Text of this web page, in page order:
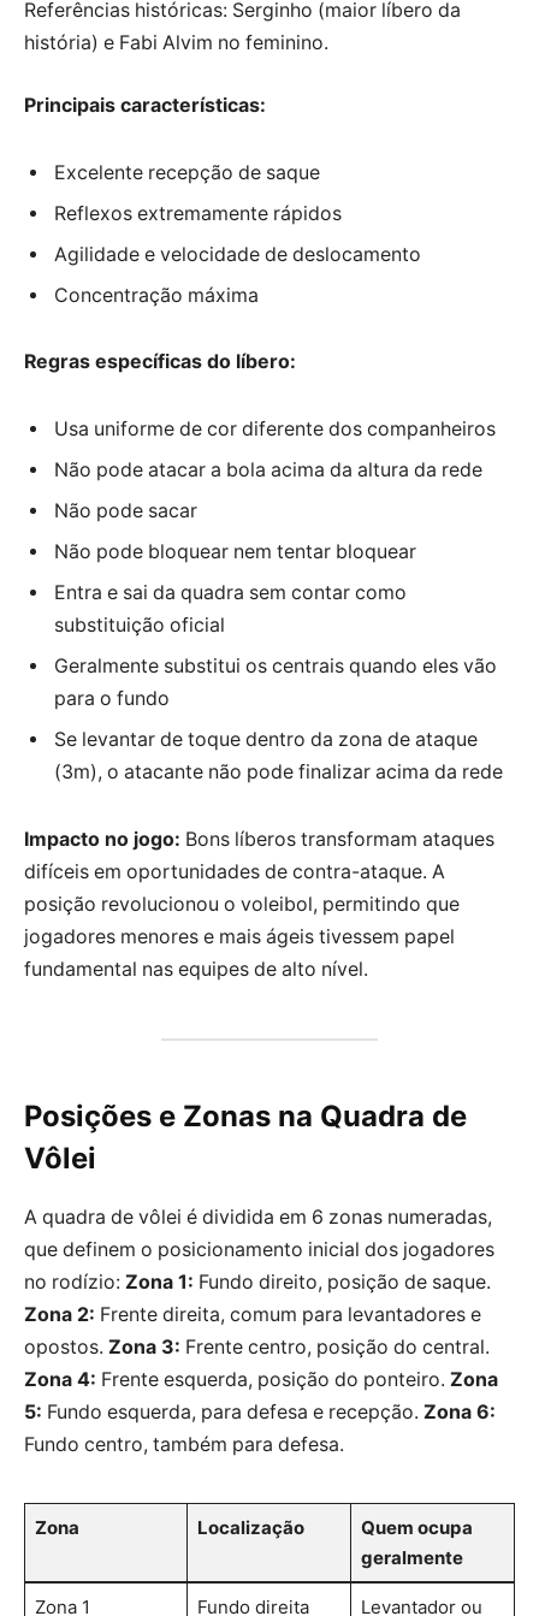
Referências históricas: Serginho (maior líbero da
história) e Fabi Alvim no feminino.
Principais características:
Excelente recepção de saque
Reflexos extremamente rápidos
Agilidade e velocidade de deslocamento
Concentração máxima
Regras específicas do líbero:
Usa uniforme de cor diferente dos companheiros
Não pode atacar a bola acima da altura da rede
Não pode sacar
Não pode bloquear nem tentar bloquear
Entra e sai da quadra sem contar como
substituição oficial
Geralmente substitui os centrais quando eles vão
para o fundo
Se levantar de toque dentro da zona de ataque
(3m), o atacante não pode finalizar acima da rede
Impacto no jogo: Bons líberos transformam ataques
difíceis em oportunidades de contra-ataque. A
posição revolucionou o voleibol, permitindo que
jogadores menores e mais ágeis tivessem papel
fundamental nas equipes de alto nível.
Posições e Zonas na Quadra de
Vôlei
A quadra de vôlei é dividida em 6 zonas numeradas,
que definem o posicionamento inicial dos jogadores
no rodízio: Zona 1: Fundo direito, posição de saque.
Zona 2: Frente direita, comum para levantadores e
opostos. Zona 3: Frente centro, posição do central.
Zona 4: Frente esquerda, posição do ponteiro. Zona
5: Fundo esquerda, para defesa e recepção. Zona 6:
Fundo centro, também para defesa.
Zona Localização
Quem ocupa
geralmente
Zona 1
Fundo direita
Levantador ou